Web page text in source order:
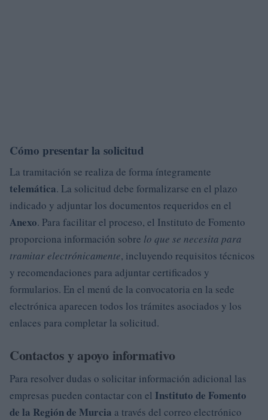
Cómo presentar la solicitud
La tramitación se realiza de forma íntegramente
telemática. La solicitud debe formalizarse en el plazo
indicado y adjuntar los documentos requeridos en el
Anexo. Para facilitar el proceso, el Instituto de Fomento
proporciona información sobre lo que se necesita para
tramitar electrónicamente, incluyendo requisitos técnicos
y recomendaciones para adjuntar certificados y
formularios. En el menú de la convocatoria en la sede
electrónica aparecen todos los trámites asociados y los
enlaces para completar la solicitud.
Contactos y apoyo informativo
Para resolver dudas o solicitar información adicional las
empresas pueden contactar con el Instituto de Fomento
de la Región de Murcia a través del correo electrónico